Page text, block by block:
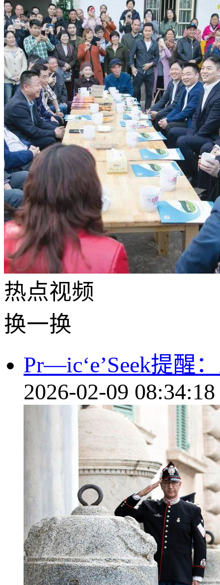
热点视频
换一换
Pr—ic‘e’Seek提醒
2026-02-09 08:34:18